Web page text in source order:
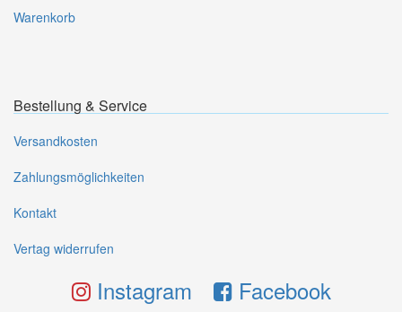
Warenkorb
Bestellung & Service
Versandkosten
Zahlungsmöglichkeiten
Kontakt
Vertag widerrufen
Instagram Facebook